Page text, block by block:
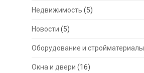
Недвижимость (5)
Новости (5)
Оборудование и стройматериалы
Окна и двери (16)